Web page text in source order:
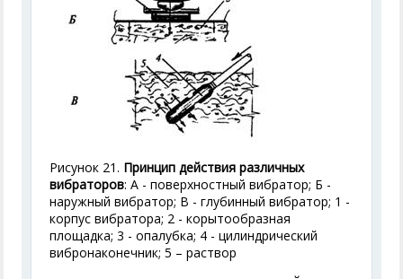
Рисунок 21. Принцип действия различных
вибраторов: А - поверхностный вибратор; Б -
наружный вибратор; В - глубинный вибратор; 1 -
корпус вибратора; 2 - корытообразная
площадка; 3 - опалубка; 4 - цилиндрический
вибронаконечник; 5 – раствор